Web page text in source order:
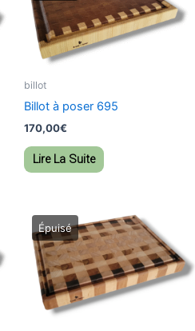
billot
Billot à poser 695
170,00€
Lire La Suite